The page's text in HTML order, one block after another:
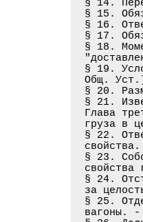
§ 14.
§ 15.
§ 16.
§ 17.
§ 18.
§ 19.
Общ.
§ 20.
§ 21.
Глава
груза в
§ 22.
§ 23.
§ 24.
за
§ 25.
вагоны.